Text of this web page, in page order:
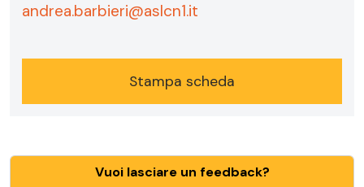
andrea.barbieri@aslcn1.it
Stampa scheda
Vuoi lasciare un feedback?